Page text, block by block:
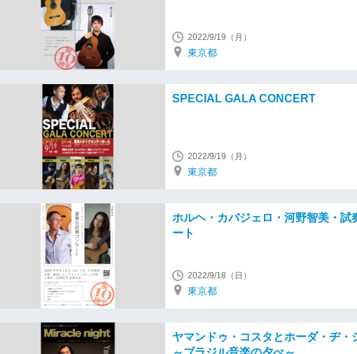
2022/9/19（月）
東京都
SPECIAL GALA CONCERT
2022/9/19（月）
東京都
ホルヘ・カバジェロ・河野智美・試
ート
2022/9/18（日）
東京都
ヤマンドゥ・コスタとホーダ・ヂ・